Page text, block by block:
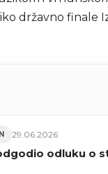
državno finale
29.06.2026
odluku o